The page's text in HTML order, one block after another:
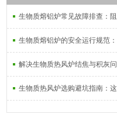
生物质熔铝炉常见故障排查：
生物质熔铝炉的安全运行规范
解决生物质热风炉结焦与积灰
生物质热风炉选购避坑指南：